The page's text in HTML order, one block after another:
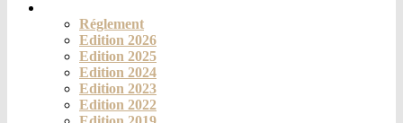
Réglement
Edition 2026
Edition 2025
Edition 2024
Edition 2023
Edition 2022